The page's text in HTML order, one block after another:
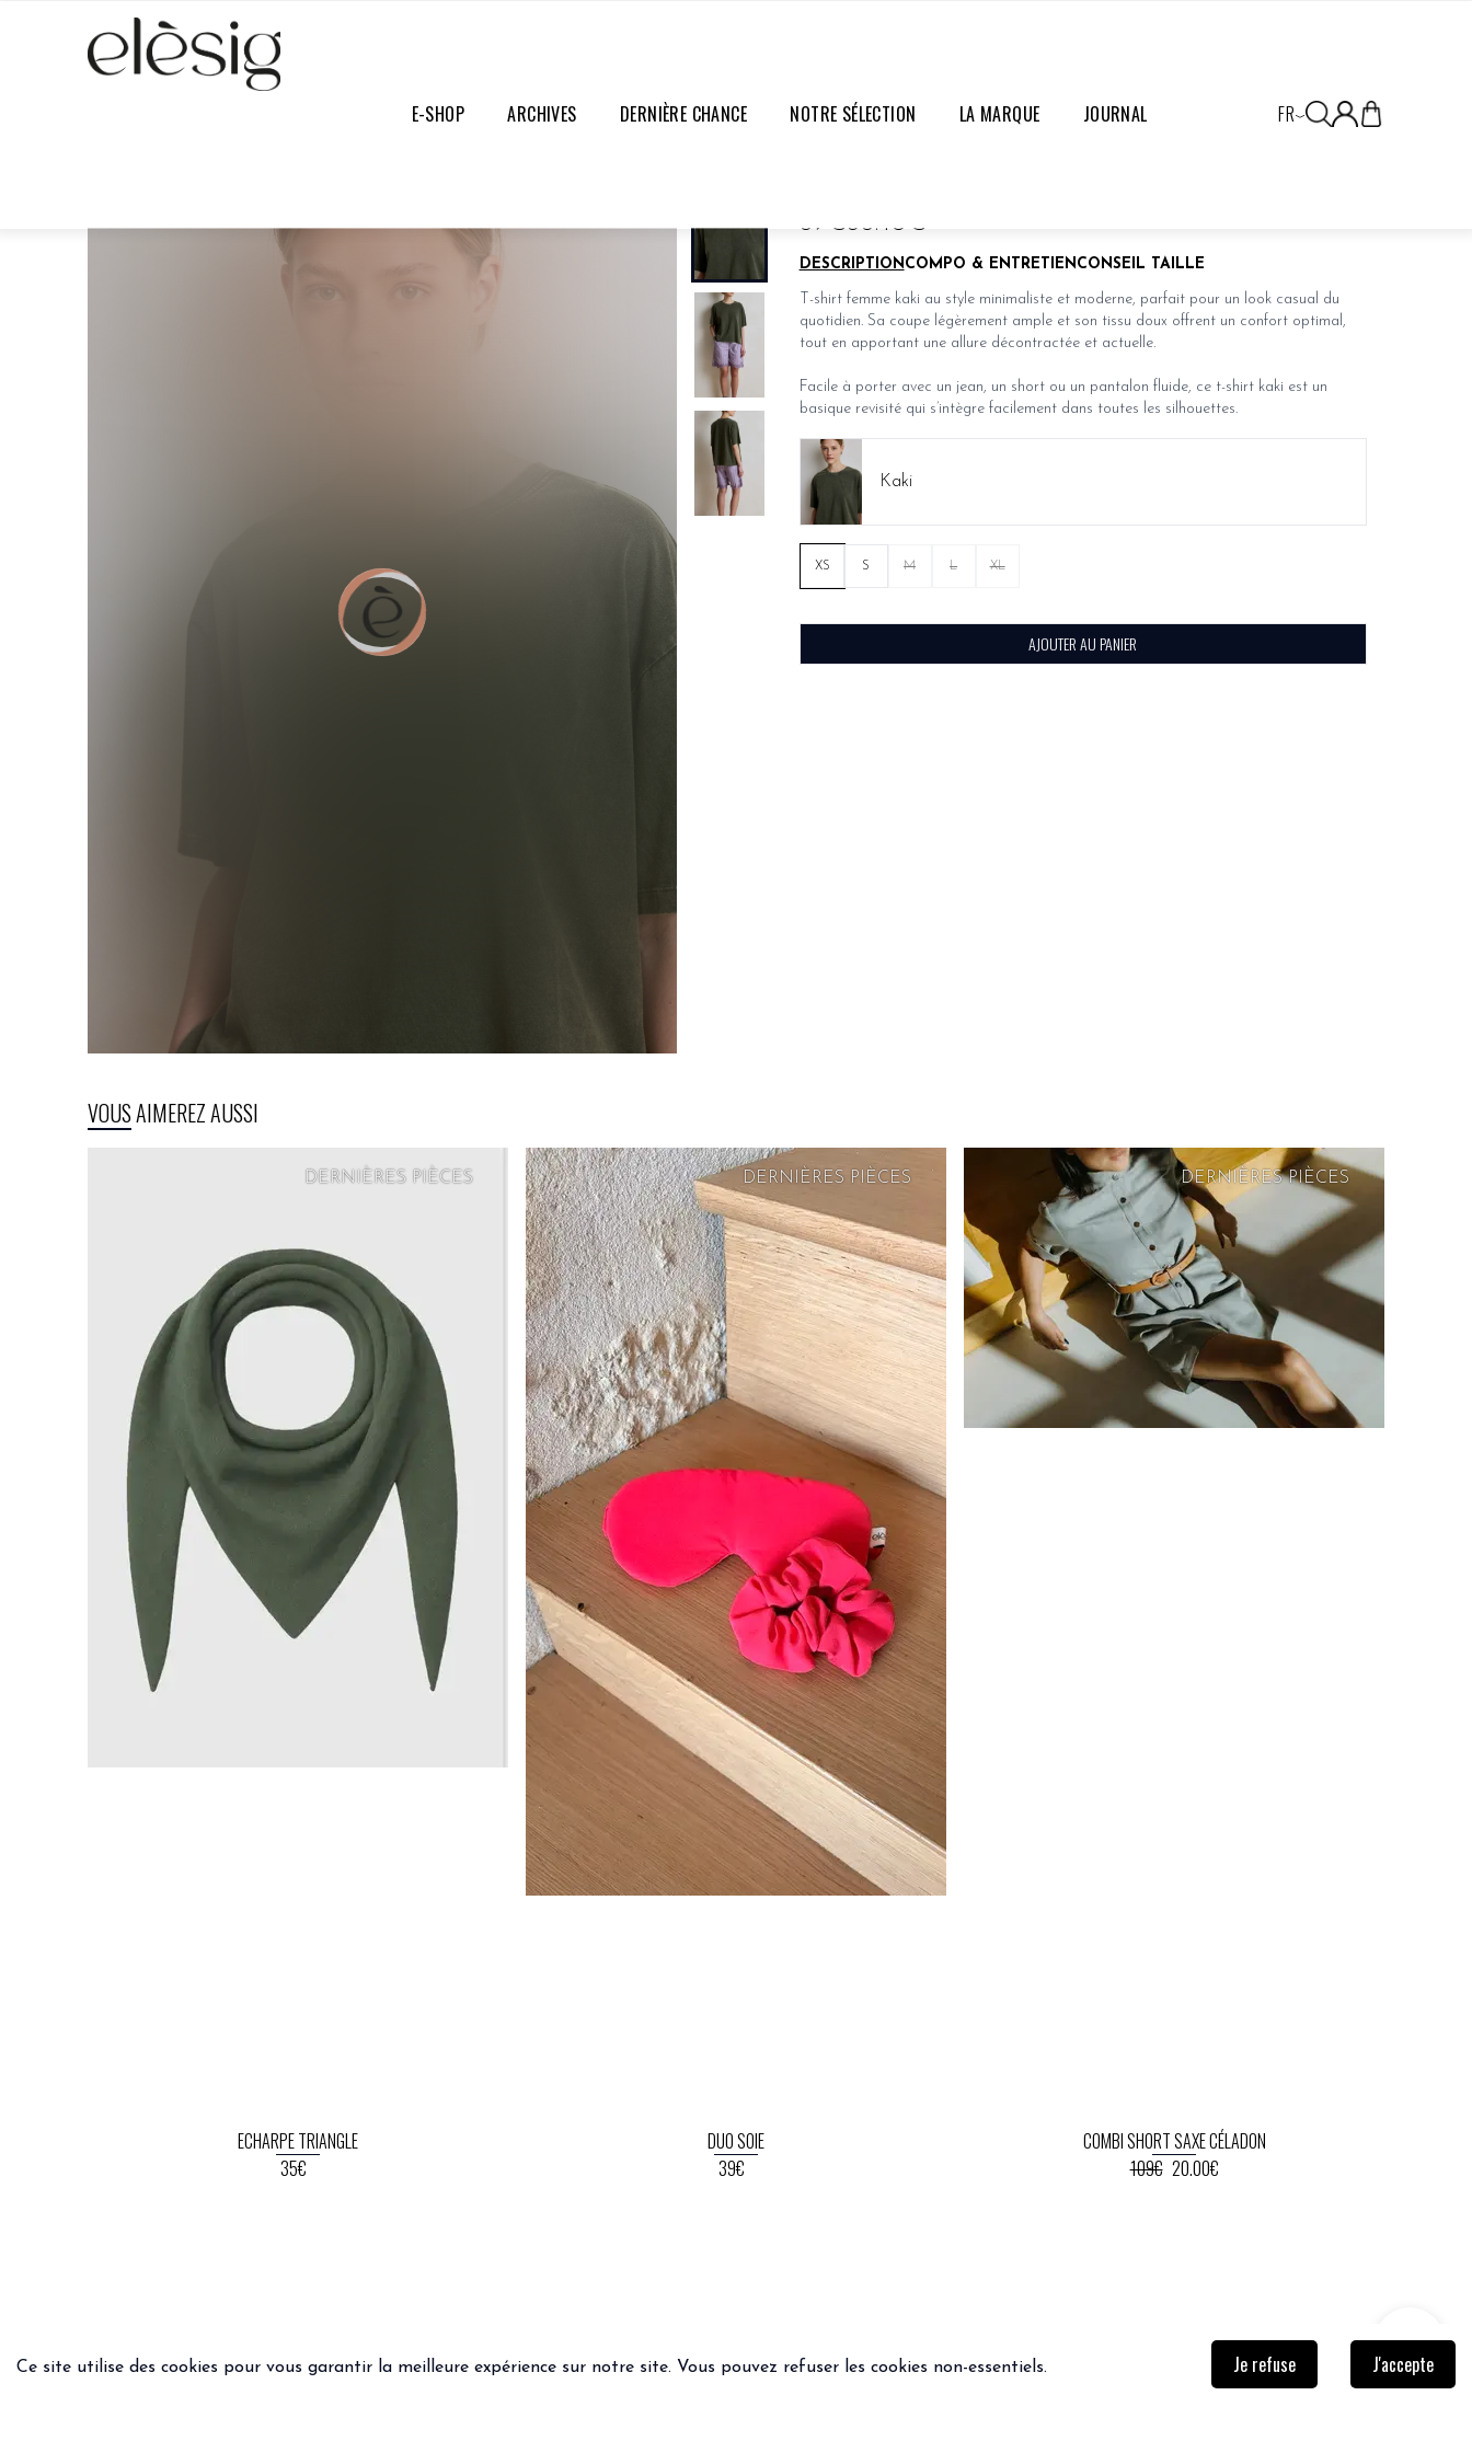
E-SHOP ARCHIVES DERNIÈRE CHANCE NOTRE SÉLECTION LA MARQUE JOURNAL FR
Ce site utilise des cookies pour vous garantir la meilleure expérience sur notre site. Vous pouvez refuser les cookies non-essentiels. Je refuse J'accepte
59€35.40€
DESCRIPTIONCOMPO & ENTRETIENCONSEIL TAILLE
T-shirt femme kaki au style minimaliste et moderne, parfait pour un look casual du
quotidien. Sa coupe légèrement ample et son tissu doux offrent un confort optimal,
tout en apportant une allure décontractée et actuelle.
Facile à porter avec un jean, un short ou un pantalon fluide, ce t-shirt kaki est un
basique revisité qui s’intègre facilement dans toutes les silhouettes.
Kaki
XS S M L XL
AJOUTER AU PANIER
VOUS AIMEREZ AUSSI
DERNIÈRES PIÈCES
ECHARPE TRIANGLE
35€
DERNIÈRES PIÈCES
DUO SOIE
39€
DOUX
DERNIÈRES PIÈCES
COMBI SHORT SAXE CÉLADON
109€ 20.00€